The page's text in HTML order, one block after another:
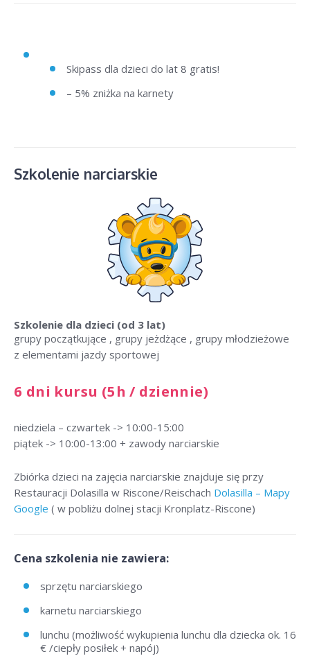
Skipass dla dzieci do lat 8 gratis!
– 5% zniżka na karnety
Szkolenie narciarskie
Szkolenie dla dzieci (od 3 lat)
grupy początkujące , grupy jeżdżące , grupy młodzieżowe
z elementami jazdy sportowej
6 dni kursu (5h / dziennie)
niedziela – czwartek -> 10:00-15:00
piątek -> 10:00-13:00 + zawody narciarskie
Zbiórka dzieci na zajęcia narciarskie znajduje się przy
Restauracji Dolasilla w Riscone/Reischach Dolasilla – Mapy
Google ( w pobliżu dolnej stacji Kronplatz-Riscone)
Cena szkolenia nie zawiera:
sprzętu narciarskiego
karnetu narciarskiego
lunchu (możliwość wykupienia lunchu dla dziecka ok. 16
€ /ciepły posiłek + napój)